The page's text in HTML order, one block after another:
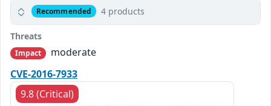
Recommended 4 products
Threats
Impact
moderate
CVE-2016-7933
9.8 (Critical)